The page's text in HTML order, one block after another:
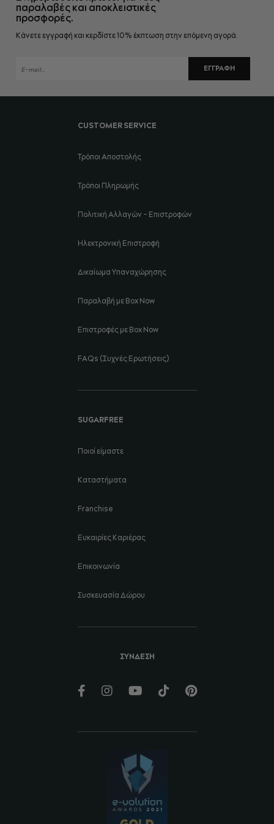
CUSTOMER SERVICE
Τρόποι Αποστολής
Τρόποι Πληρωμής
Πολιτική Αλλαγών - Επιστροφών
Ηλεκτρονική Επιστροφή
Δικαίωμα Υπαναχώρησης
Παραλαβή με Box Now
Επιστροφές με Box Now
FAQs (Συχνές Ερωτήσεις)
SUGARFREE
Ποιοί είμαστε
Καταστήματα
Franchise
Ευκαιρίες Καριέρας
Επικοινωνία
Συσκευασία Δώρου
ΣΥΝΔΕΣΗ
παραλαβές και αποκλειστικές
προσφορές.
Κάνετε εγγραφή και κερδίστε 10% έκπτωση στην επόμενη αγορά.
ΕΓΓΡΑΦΉ